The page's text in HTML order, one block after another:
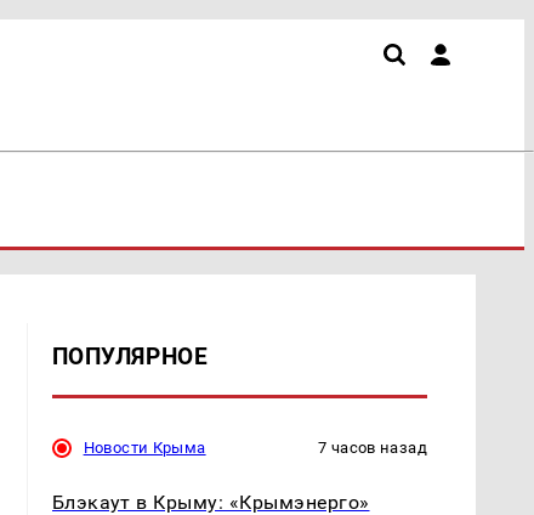
ПОПУЛЯРНОЕ
Новости Крыма 7 часов назад
Блэкаут в Крыму: «Крымэнерго»